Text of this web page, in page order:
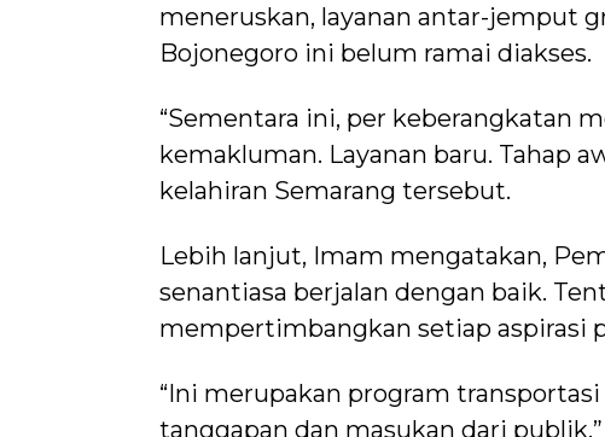
meneruskan, layanan antar-jemput
Bojonegoro ini belum ramai diakses.
“Sementara ini, per keberangkatan
kemakluman. Layanan baru. Tahap
kelahiran Semarang tersebut.
Lebih lanjut, Imam mengatakan,
senantiasa berjalan dengan baik.
mempertimbangkan setiap aspirasi
“Ini merupakan program
tanggapan dan masukan dari